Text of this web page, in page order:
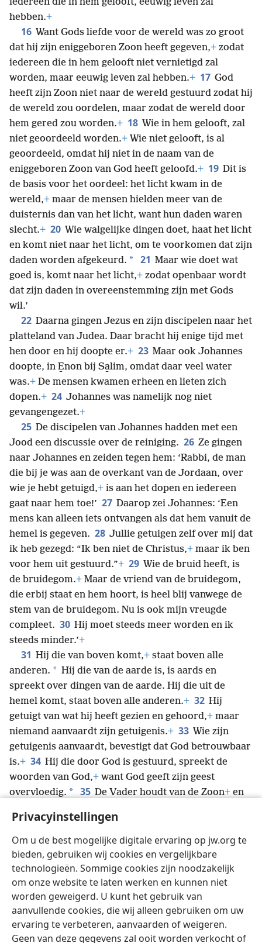
Privacyinstellingen
Om u de best mogelijke digitale ervaring op jw.org te
bieden, gebruiken wij cookies en vergelijkbare
technologieën. Sommige cookies zijn noodzakelijk
om onze website te laten werken en kunnen niet
worden geweigerd. U kunt het gebruik van
aanvullende cookies, die wij alleen gebruiken om uw
ervaring te verbeteren, aanvaarden of weigeren.
Geen van deze gegevens zal ooit worden verkocht of
hebben.+
16 Want Gods liefde voor de wereld was zo groot
dat hij zijn eniggeboren Zoon heeft gegeven,+ zodat
iedereen die in hem gelooft niet vernietigd zal
worden, maar eeuwig leven zal hebben.+ 17 God
heeft zijn Zoon niet naar de wereld gestuurd zodat hij
de wereld zou oordelen, maar zodat de wereld door
hem gered zou worden.+ 18 Wie in hem gelooft, zal
niet geoordeeld worden.+ Wie niet gelooft, is al
geoordeeld, omdat hij niet in de naam van de
eniggeboren Zoon van God heeft geloofd.+ 19 Dit is
de basis voor het oordeel: het licht kwam in de
wereld,+ maar de mensen hielden meer van de
duisternis dan van het licht, want hun daden waren
slecht.+ 20 Wie walgelijke dingen doet, haat het licht
en komt niet naar het licht, om te voorkomen dat zijn
daden worden afgekeurd. * 21 Maar wie doet wat
goed is, komt naar het licht,+ zodat openbaar wordt
dat zijn daden in overeenstemming zijn met Gods
wil.’
22 Daarna gingen Jezus en zijn discipelen naar het
platteland van Judea. Daar bracht hij enige tijd met
hen door en hij doopte er.+ 23 Maar ook Johannes
doopte, in E̱non bij Sa̱lim, omdat daar veel water
was.+ De mensen kwamen erheen en lieten zich
dopen.+ 24 Johannes was namelijk nog niet
gevangengezet.+
25 De discipelen van Johannes hadden met een
Jood een discussie over de reiniging. 26 Ze gingen
naar Johannes en zeiden tegen hem: ‘Rabbi, de man
die bij je was aan de overkant van de Jordaan, over
wie je hebt getuigd,+ is aan het dopen en iedereen
gaat naar hem toe!’ 27 Daarop zei Johannes: ‘Een
mens kan alleen iets ontvangen als dat hem vanuit de
hemel is gegeven. 28 Jullie getuigen zelf over mij dat
ik heb gezegd: “Ik ben niet de Christus,+ maar ik ben
voor hem uit gestuurd.”+ 29 Wie de bruid heeft, is
de bruidegom.+ Maar de vriend van de bruidegom,
die erbij staat en hem hoort, is heel blij vanwege de
stem van de bruidegom. Nu is ook mijn vreugde
compleet. 30 Hij moet steeds meer worden en ik
steeds minder.’+
31 Hij die van boven komt,+ staat boven alle
anderen. * Hij die van de aarde is, is aards en
spreekt over dingen van de aarde. Hij die uit de
hemel komt, staat boven alle anderen.+ 32 Hij
getuigt van wat hij heeft gezien en gehoord,+ maar
niemand aanvaardt zijn getuigenis.+ 33 Wie zijn
getuigenis aanvaardt, bevestigt dat God betrouwbaar
is.+ 34 Hij die door God is gestuurd, spreekt de
woorden van God,+ want God geeft zijn geest
overvloedig. * 35 De Vader houdt van de Zoon+ en
in de Zoon gelooft, heeft eeuwig leven.
gehoorzaam is aan de Zoon, zal het leven niet zien,+
maar de woede van God blijft op hem.+
Nederlands Delen Instellingen
Copyright © 2026 Watch Tower Bible and Tract Society of Pennsylvania
Gebruiksvoorwaarden Privacybeleid Privacyinstellingen